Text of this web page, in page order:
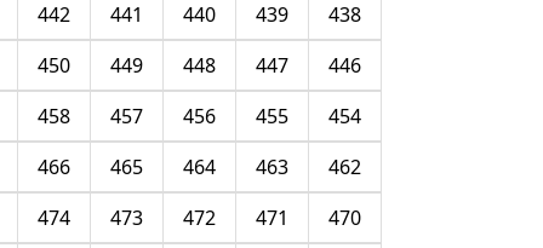
438
439
440
441
442
446
447
448
449
450
454
455
456
457
458
462
463
464
465
466
470
471
472
473
474